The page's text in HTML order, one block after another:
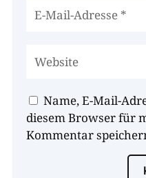
Name, E-Mail-
diesem Browser für
Kommentar